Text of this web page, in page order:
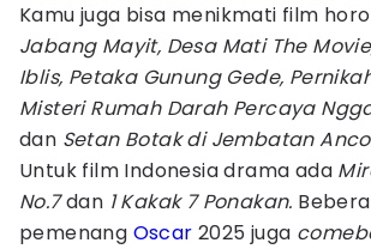
Kamu juga bisa menikmati film
Jabang Mayit, Desa Mati The
Iblis, Petaka Gunung Gede,
Misteri Rumah Darah Percaya
dan Setan Botak di Jembatan
Untuk film Indonesia drama ada
No.7dan 1 Kakak 7 Ponakan.
pemenang Oscar 2025 juga